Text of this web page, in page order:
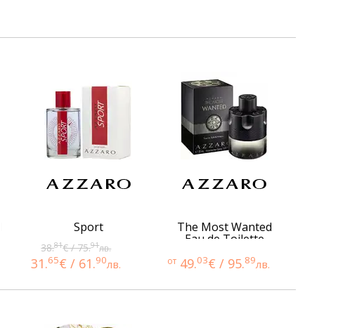
Sport
38.81€ / 75.91лв.
31.65€ / 61.90лв.
The Most Wanted
Eau de Toilette
от 49.03€ / 95.89лв.